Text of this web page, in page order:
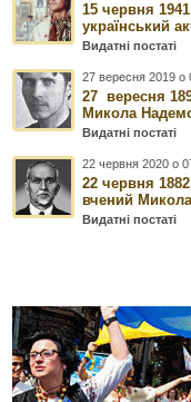
15 червня
український
Видатні постаті
27 вересня 2019 о
27 вересня
Микола
Видатні постаті
22 червня 2020 о
22 червня
вчений
Видатні постаті